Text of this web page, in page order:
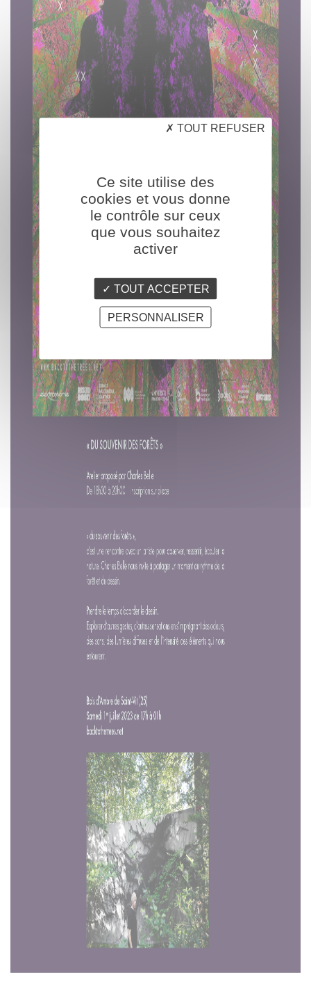
Ce site utilise des
cookies et vous donne
le contrôle sur ceux
que vous souhaitez
activer
TOUT ACCEPTER
TOUT REFUSER
PERSONNALISER